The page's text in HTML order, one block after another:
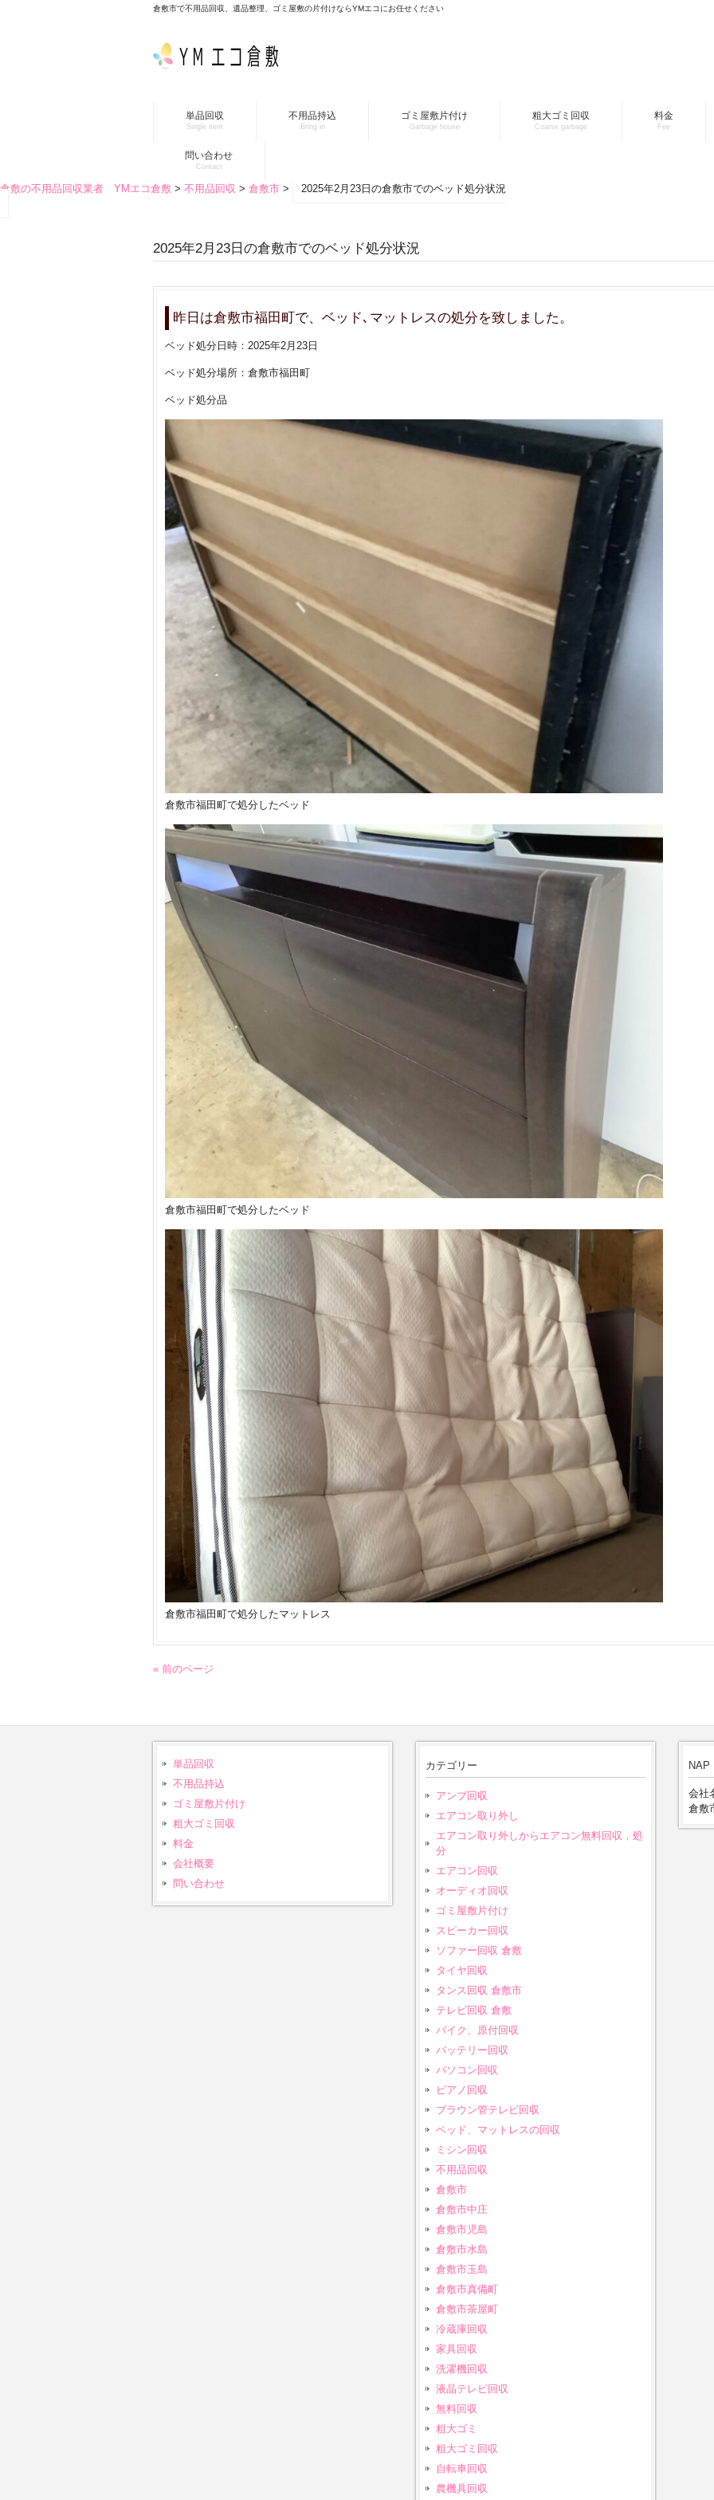
倉敷市で不用品回収、遺品整理、ゴミ屋敷の片付けならYMエコにお任せください
単品回収
Single item
不用品持込
Bring in
ゴミ屋敷片付け
Garbage house
粗大ゴミ回収
Coarse garbage
料金
Fee
問い合わせ
Contact
倉敷の不用品回収業者 YMエコ倉敷 > 不用品回収 > 倉敷市 > 2025年2月23日の倉敷市でのベッド処分状況
2025年2月23日の倉敷市でのベッド処分状況
昨日は倉敷市福田町で、ベッド､マットレスの処分を致しました。
ベッド処分日時：2025年2月23日
ベッド処分場所：倉敷市福田町
ベッド処分品
倉敷市福田町で処分したベッド
倉敷市福田町で処分したベッド
倉敷市福田町で処分したマットレス
« 前のページ
単品回収
不用品持込
ゴミ屋敷片付け
粗大ゴミ回収
料金
会社概要
問い合わせ
カテゴリー
アンプ回収
エアコン取り外し
エアコン取り外しからエアコン無料回収，処
分
エアコン回収
オーディオ回収
ゴミ屋敷片付け
スピーカー回収
ソファー回収 倉敷
タイヤ回収
タンス回収 倉敷市
テレビ回収 倉敷
バイク、原付回収
バッテリー回収
パソコン回収
ピアノ回収
ブラウン管テレビ回収
ベッド、マットレスの回収
ミシン回収
不用品回収
倉敷市
倉敷市中庄
倉敷市児島
倉敷市水島
倉敷市玉島
倉敷市真備町
倉敷市茶屋町
冷蔵庫回収
家具回収
洗濯機回収
液晶テレビ回収
無料回収
粗大ゴミ
粗大ゴミ回収
自転車回収
農機具回収
NAP
会社
倉敷